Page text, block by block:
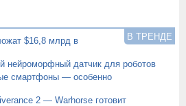
В ТРЕНДЕ
$16,8 млрд в
нейроморфный датчик для роботов
смартфоны — особенно
2 — Warhorse готовит